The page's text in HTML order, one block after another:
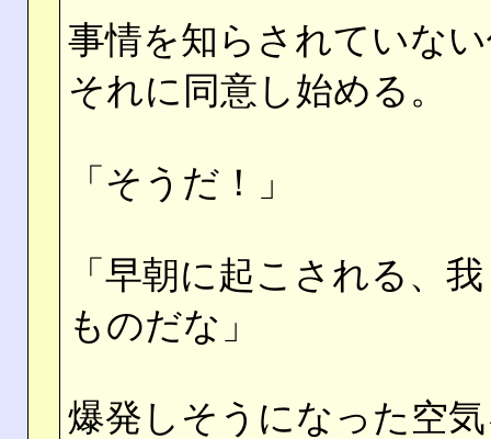
事情を知らされていな
それに同意し始める。
「そうだ！」
「早朝に起こされる、
ものだな」
爆発しそうになった空